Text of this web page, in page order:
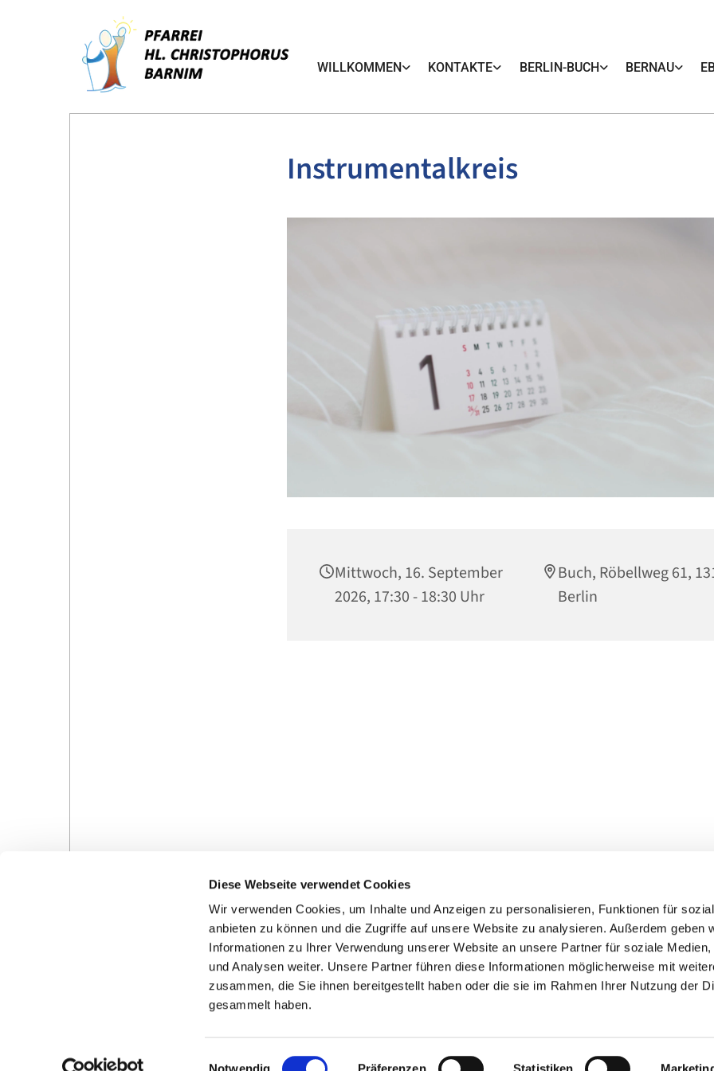
Diese Webseite verwendet Cookies
Wir verwenden Cookies, um Inhalte und Anzeigen zu personalisieren, Funktionen für
anbieten zu können und die Zugriffe auf unsere Website zu analysieren. Außerdem geben
Informationen zu Ihrer Verwendung unserer Website an unsere Partner für soziale Medien,
und Analysen weiter. Unsere Partner führen diese Informationen möglicherweise mit
zusammen, die Sie ihnen bereitgestellt haben oder die sie im Rahmen Ihrer Nutzung der
gesammelt haben.
Notwendig Präferenzen Statistiken
WILLKOMMEN KONTAKTE BERLIN-BUCH BERNAU
Instrumentalkreis
Mittwoch, 16. September
2026, 17:30 - 18:30 Uhr
Buch, Röbellweg 61,
Berlin
Veranstaltungen in der
Pfarrei
Kontakte
Ansprechpersonen zum Schutz vor
sexualisierter Gewalt